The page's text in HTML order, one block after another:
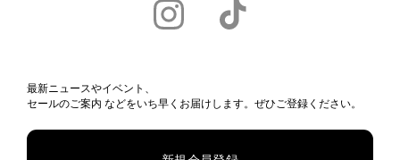
最新ニュースやイベント、
セールのご案内 などをいち早くお届けします。ぜひご登録ください。